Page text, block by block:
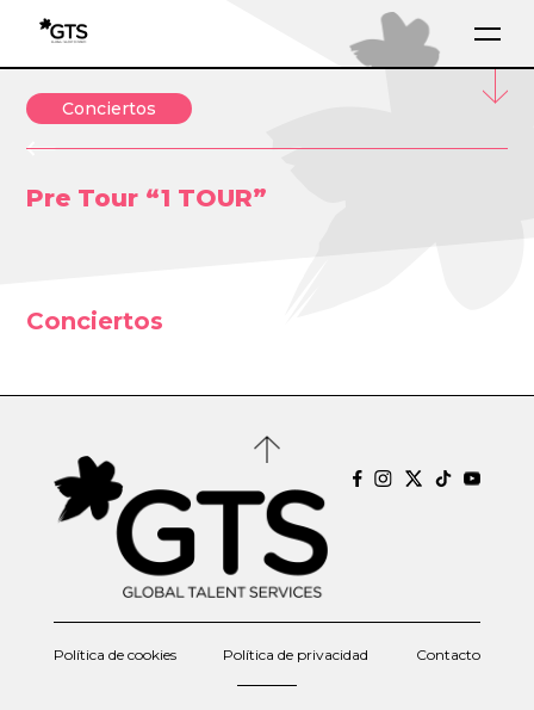
Conciertos
Pre Tour “1 TOUR”
Conciertos
Política de cookies Política de privacidad Contacto